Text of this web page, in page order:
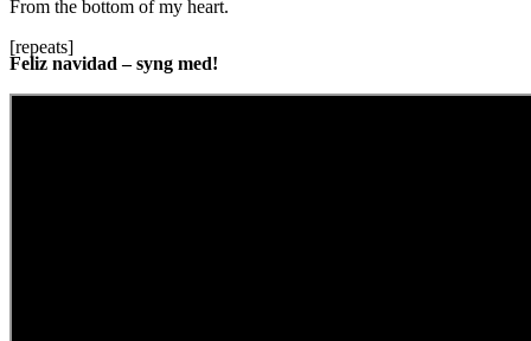
From the bottom of my heart.
[repeats]
Feliz navidad – syng med!